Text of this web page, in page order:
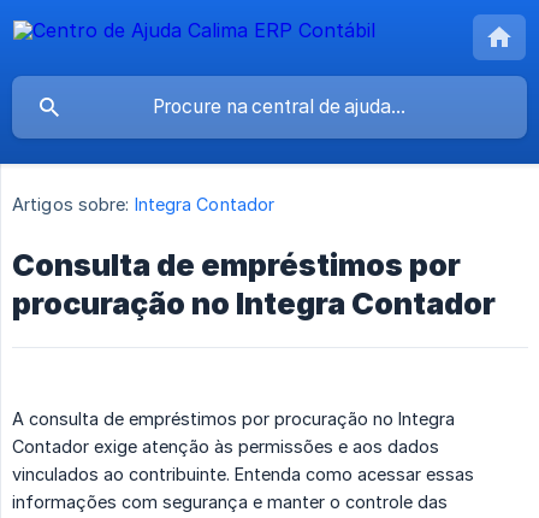
Artigos sobre: Integra Contador
Consulta de empréstimos por
procuração no Integra Contador
A consulta de empréstimos por procuração no Integra
Contador exige atenção às permissões e aos dados
vinculados ao contribuinte. Entenda como acessar essas
informações com segurança e manter o controle das